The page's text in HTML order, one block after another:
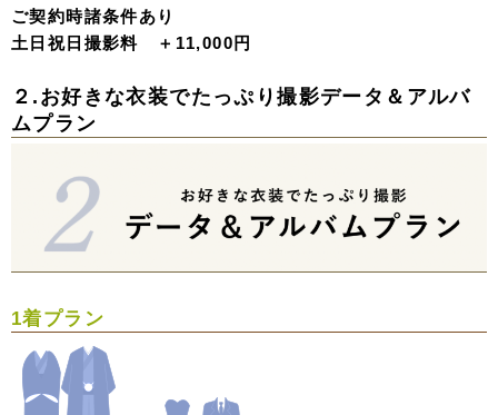
ご契約時諸条件あり
土日祝日撮影料 ＋11,000円
２.お好きな衣装でたっぷり撮影データ＆アルバ
ムプラン
1着プラン